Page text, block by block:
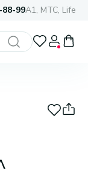
88-99A1, МТС, Life